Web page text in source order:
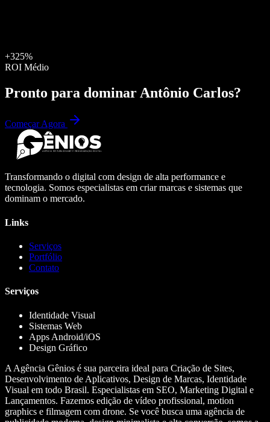
+325%
ROI Médio
Pronto para dominar Antônio Carlos?
Começar Agora
Transformando o digital com design de alta performance e
tecnologia. Somos especialistas em criar marcas e sistemas que
dominam o mercado.
Links
Serviços
Portfólio
Contato
Serviços
Identidade Visual
Sistemas Web
Apps Android/iOS
Design Gráfico
A Agência Gênios é sua parceira ideal para Criação de Sites,
Desenvolvimento de Aplicativos, Design de Marcas, Identidade
Visual em todo Brasil. Especialistas em SEO, Marketing Digital e
Lançamentos. Fazemos edição de vídeo profissional, motion
graphics e filmagem com drone. Se você busca uma agência de